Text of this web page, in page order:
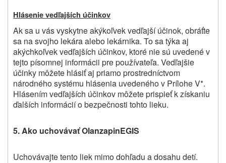
Hlásenie vedľajších účinkov
Ak sa u vás vyskytne akýkoľvek vedľajší účinok, obráťte
sa na svojho lekára alebo lekárnika. To sa týka aj
akýchkoľvek vedľajších účinkov, ktoré nie sú uvedené v
tejto písomnej informácii pre používateľa. Vedľajšie
účinky môžete hlásiť aj priamo prostredníctvom
národného systému hlásenia uvedeného v Prílohe V*.
Hlásením vedľajších účinkov môžete prispieť k získaniu
ďalších informácií o bezpečnosti tohto lieku.
5. Ako uchovávať OlanzapinEGIS
Uchovávajte tento liek mimo dohľadu a dosahu detí.